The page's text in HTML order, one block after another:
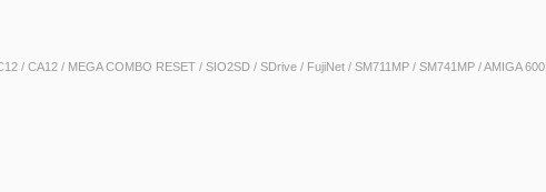
/ CA12 / MEGA COMBO RESET / SIO2SD / SDrive / FujiNet / SM711MP / SM741MP / AMIGA 600